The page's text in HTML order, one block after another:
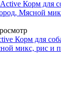
Корм для
микс, рис и